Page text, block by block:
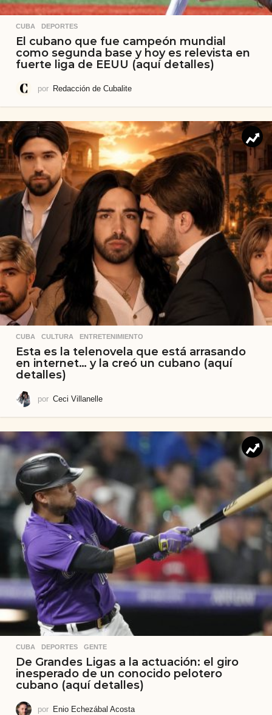
CUBA ,DEPORTES
El cubano que fue campeón mundial
como segunda base y hoy es relevista en
fuerte liga de EEUU (aquí detalles)
por Redacción de Cubalite
CUBA ,CULTURA ,ENTRETENIMIENTO
Esta es la telenovela que está arrasando
en internet… y la creó un cubano (aquí
detalles)
por Ceci Villanelle
CUBA ,DEPORTES ,GENTE
De Grandes Ligas a la actuación: el giro
inesperado de un conocido pelotero
cubano (aquí detalles)
por Enio Echezábal Acosta